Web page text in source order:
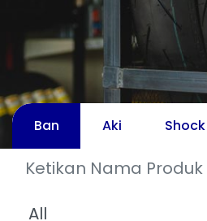
Ban Aki